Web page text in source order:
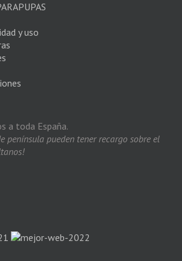
y uso
a toda España.
península pueden tener recargo sobre el